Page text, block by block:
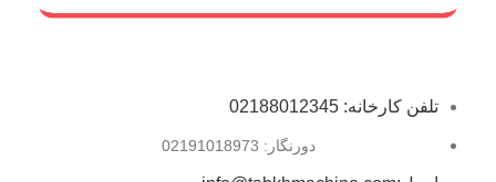
تلفن کارخانه: 02188012345
دورنگار: 02191018973